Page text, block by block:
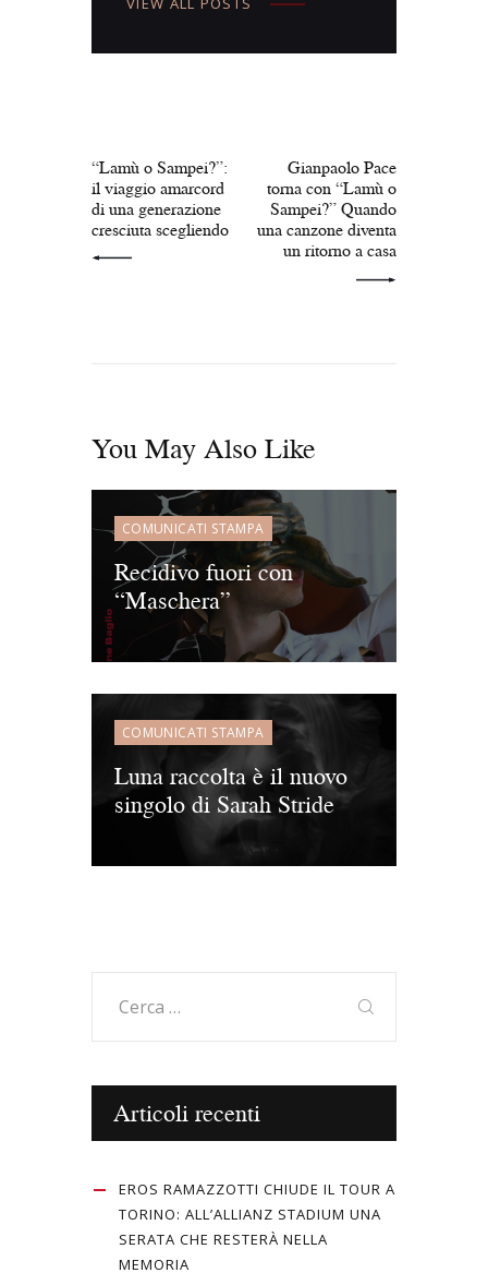
“Lamù o Sampei?”:
il viaggio amarcord
di una generazione
cresciuta scegliendo
Gianpaolo Pace
torna con “Lamù o
Sampei?” Quando
una canzone diventa
un ritorno a casa
You May Also Like
COMUNICATI STAMPA
Recidivo fuori con
“Maschera”
COMUNICATI STAMPA
Luna raccolta è il nuovo
singolo di Sarah Stride
per:
Articoli recenti
EROS RAMAZZOTTI CHIUDE IL TOUR A
TORINO: ALL’ALLIANZ STADIUM UNA
SERATA CHE RESTERÀ NELLA
MEMORIA